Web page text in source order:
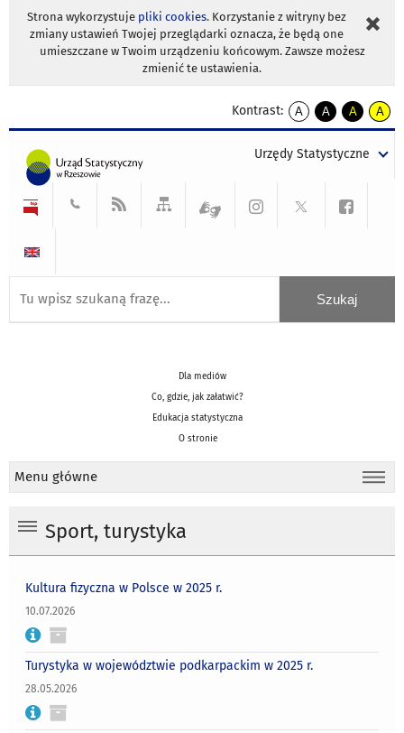
Strona wykorzystuje pliki cookies. Korzystanie z witryny bez
zmiany ustawień Twojej przeglądarki oznacza, że będą one
umieszczane w Twoim urządzeniu końcowym. Zawsze możesz
zmienić te ustawienia.
Kontrast:
A
kontrast
A
kontrast
tekst
czarnym
A
kontrast
tekst
czarnym
A
tekst
żółtym
Urzędy Statystyczne
Dla mediów
Co, gdzie, jak załatwić?
Edukacja statystyczna
O stronie
Menu główne
Sport, turystyka
Kultura fizyczna w Polsce w 2025 r.
10.07.2026
Turystyka w województwie podkarpackim w 2025 r.
28.05.2026